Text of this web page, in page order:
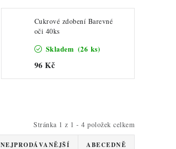
Cukrové zdobení Barevné
oči 40ks
Skladem (26 ks)
96 Kč
Stránka 1 z 1 - 4 položek celkem
NEJPRODÁVANĚJŠÍ ABECEDNĚ